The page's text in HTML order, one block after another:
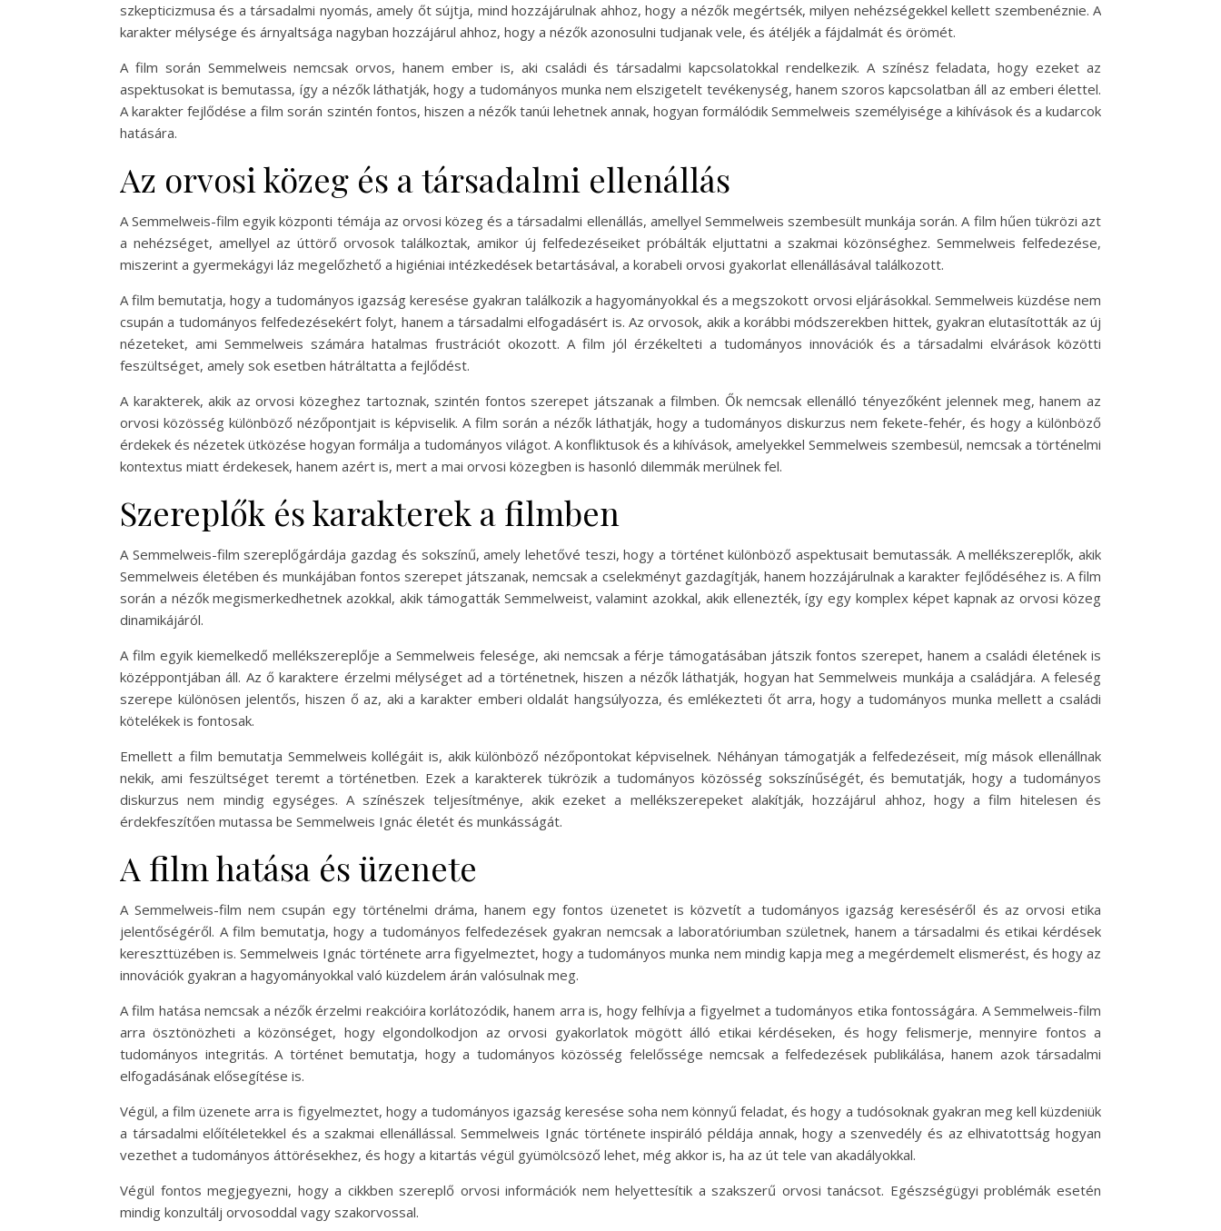
szkepticizmusa és a társadalmi nyomás, amely őt sújtja, mind hozzájárulnak ahhoz, hogy a nézők megértsék, milyen nehézségekkel kellett szembenéznie. A
karakter mélysége és árnyaltsága nagyban hozzájárul ahhoz, hogy a nézők azonosulni tudjanak vele, és átéljék a fájdalmát és örömét.
A film során Semmelweis nemcsak orvos, hanem ember is, aki családi és társadalmi kapcsolatokkal rendelkezik. A színész feladata, hogy ezeket az
aspektusokat is bemutassa, így a nézők láthatják, hogy a tudományos munka nem elszigetelt tevékenység, hanem szoros kapcsolatban áll az emberi élettel.
A karakter fejlődése a film során szintén fontos, hiszen a nézők tanúi lehetnek annak, hogyan formálódik Semmelweis személyisége a kihívások és a kudarcok
hatására.
Az orvosi közeg és a társadalmi ellenállás
A Semmelweis-film egyik központi témája az orvosi közeg és a társadalmi ellenállás, amellyel Semmelweis szembesült munkája során. A film hűen tükrözi azt
a nehézséget, amellyel az úttörő orvosok találkoztak, amikor új felfedezéseiket próbálták eljuttatni a szakmai közönséghez. Semmelweis felfedezése,
miszerint a gyermekágyi láz megelőzhető a higiéniai intézkedések betartásával, a korabeli orvosi gyakorlat ellenállásával találkozott.
A film bemutatja, hogy a tudományos igazság keresése gyakran találkozik a hagyományokkal és a megszokott orvosi eljárásokkal. Semmelweis küzdése nem
csupán a tudományos felfedezésekért folyt, hanem a társadalmi elfogadásért is. Az orvosok, akik a korábbi módszerekben hittek, gyakran elutasították az új
nézeteket, ami Semmelweis számára hatalmas frustrációt okozott. A film jól érzékelteti a tudományos innovációk és a társadalmi elvárások közötti
feszültséget, amely sok esetben hátráltatta a fejlődést.
A karakterek, akik az orvosi közeghez tartoznak, szintén fontos szerepet játszanak a filmben. Ők nemcsak ellenálló tényezőként jelennek meg, hanem az
orvosi közösség különböző nézőpontjait is képviselik. A film során a nézők láthatják, hogy a tudományos diskurzus nem fekete-fehér, és hogy a különböző
érdekek és nézetek ütközése hogyan formálja a tudományos világot. A konfliktusok és a kihívások, amelyekkel Semmelweis szembesül, nemcsak a történelmi
kontextus miatt érdekesek, hanem azért is, mert a mai orvosi közegben is hasonló dilemmák merülnek fel.
Szereplők és karakterek a filmben
A Semmelweis-film szereplőgárdája gazdag és sokszínű, amely lehetővé teszi, hogy a történet különböző aspektusait bemutassák. A mellékszereplők, akik
Semmelweis életében és munkájában fontos szerepet játszanak, nemcsak a cselekményt gazdagítják, hanem hozzájárulnak a karakter fejlődéséhez is. A film
során a nézők megismerkedhetnek azokkal, akik támogatták Semmelweist, valamint azokkal, akik ellenezték, így egy komplex képet kapnak az orvosi közeg
dinamikájáról.
A film egyik kiemelkedő mellékszereplője a Semmelweis felesége, aki nemcsak a férje támogatásában játszik fontos szerepet, hanem a családi életének is
középpontjában áll. Az ő karaktere érzelmi mélységet ad a történetnek, hiszen a nézők láthatják, hogyan hat Semmelweis munkája a családjára. A feleség
szerepe különösen jelentős, hiszen ő az, aki a karakter emberi oldalát hangsúlyozza, és emlékezteti őt arra, hogy a tudományos munka mellett a családi
kötelékek is fontosak.
Emellett a film bemutatja Semmelweis kollégáit is, akik különböző nézőpontokat képviselnek. Néhányan támogatják a felfedezéseit, míg mások ellenállnak
nekik, ami feszültséget teremt a történetben. Ezek a karakterek tükrözik a tudományos közösség sokszínűségét, és bemutatják, hogy a tudományos
diskurzus nem mindig egységes. A színészek teljesítménye, akik ezeket a mellékszerepeket alakítják, hozzájárul ahhoz, hogy a film hitelesen és
érdekfeszítően mutassa be Semmelweis Ignác életét és munkásságát.
A film hatása és üzenete
A Semmelweis-film nem csupán egy történelmi dráma, hanem egy fontos üzenetet is közvetít a tudományos igazság kereséséről és az orvosi etika
jelentőségéről. A film bemutatja, hogy a tudományos felfedezések gyakran nemcsak a laboratóriumban születnek, hanem a társadalmi és etikai kérdések
kereszttüzében is. Semmelweis Ignác története arra figyelmeztet, hogy a tudományos munka nem mindig kapja meg a megérdemelt elismerést, és hogy az
innovációk gyakran a hagyományokkal való küzdelem árán valósulnak meg.
A film hatása nemcsak a nézők érzelmi reakcióira korlátozódik, hanem arra is, hogy felhívja a figyelmet a tudományos etika fontosságára. A Semmelweis-film
arra ösztönözheti a közönséget, hogy elgondolkodjon az orvosi gyakorlatok mögött álló etikai kérdéseken, és hogy felismerje, mennyire fontos a
tudományos integritás. A történet bemutatja, hogy a tudományos közösség felelőssége nemcsak a felfedezések publikálása, hanem azok társadalmi
elfogadásának elősegítése is.
Végül, a film üzenete arra is figyelmeztet, hogy a tudományos igazság keresése soha nem könnyű feladat, és hogy a tudósoknak gyakran meg kell küzdeniük
a társadalmi előítéletekkel és a szakmai ellenállással. Semmelweis Ignác története inspiráló példája annak, hogy a szenvedély és az elhivatottság hogyan
vezethet a tudományos áttörésekhez, és hogy a kitartás végül gyümölcsöző lehet, még akkor is, ha az út tele van akadályokkal.
Végül fontos megjegyezni, hogy a cikkben szereplő orvosi információk nem helyettesítik a szakszerű orvosi tanácsot. Egészségügyi problémák esetén
mindig konzultálj orvosoddal vagy szakorvossal.